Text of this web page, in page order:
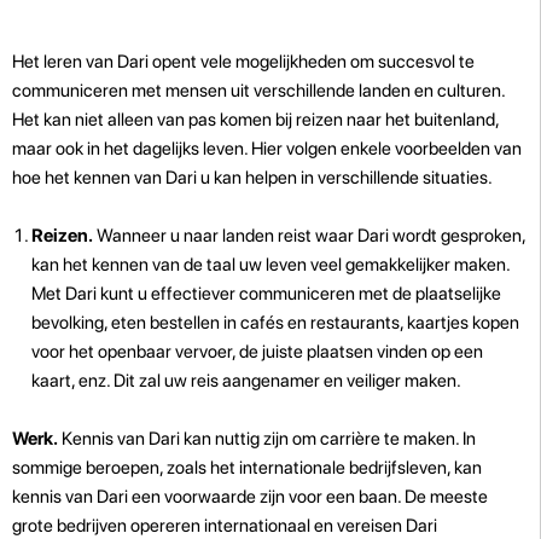
Het leren van Dari opent vele mogelijkheden om succesvol te
communiceren met mensen uit verschillende landen en culturen.
Het kan niet alleen van pas komen bij reizen naar het buitenland,
maar ook in het dagelijks leven. Hier volgen enkele voorbeelden van
hoe het kennen van Dari u kan helpen in verschillende situaties.
Reizen.Wanneer u naar landen reist waar Dari wordt gesproken,
kan het kennen van de taal uw leven veel gemakkelijker maken.
Met Dari kunt u effectiever communiceren met de plaatselijke
bevolking, eten bestellen in cafés en restaurants, kaartjes kopen
voor het openbaar vervoer, de juiste plaatsen vinden op een
kaart, enz. Dit zal uw reis aangenamer en veiliger maken.
Werk. Kennis van Dari kan nuttig zijn om carrière te maken. In
sommige beroepen, zoals het internationale bedrijfsleven, kan
kennis van Dari een voorwaarde zijn voor een baan. De meeste
grote bedrijven opereren internationaal en vereisen Dari